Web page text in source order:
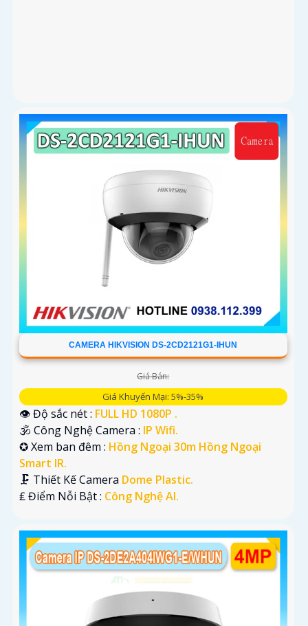
CAMERA HIKVISION DS-2CD2121G1-IHUN
Giá Bán:
Giá Khuyến Mại: 5%-35%
👁 Độ sắc nét : FULL HD 1080P .
🕉️ Công Nghệ Camera : IP Wifi.
✪ Xem ban đêm : Hồng Ngoại 30m Hồng Ngoại
Smart IR.
🗜️ Thiết Kế Camera Dome Plastic.
️₤ Điểm Nỗi Bật : Công Nghệ AI.